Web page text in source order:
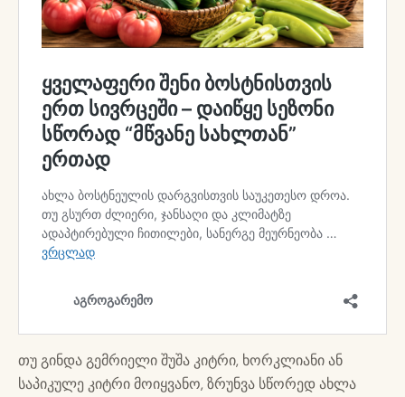
თუ გინდა გემრიელი შუშა კიტრი, ხორკლიანი ან
საპიკულე კიტრი მოიყვანო, ზრუნვა სწორედ ახლა